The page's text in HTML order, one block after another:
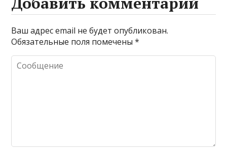
Ваш адрес email не будет опубликован.
Обязательные поля помечены*